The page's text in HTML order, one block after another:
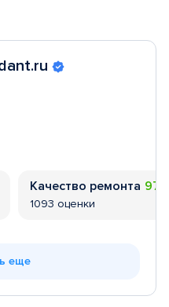
Качество ремонта
1093 оценки
еще